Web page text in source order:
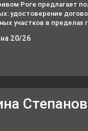
Роге предлагает
удостоверение
участков в пределах
(залоговых,
20/26